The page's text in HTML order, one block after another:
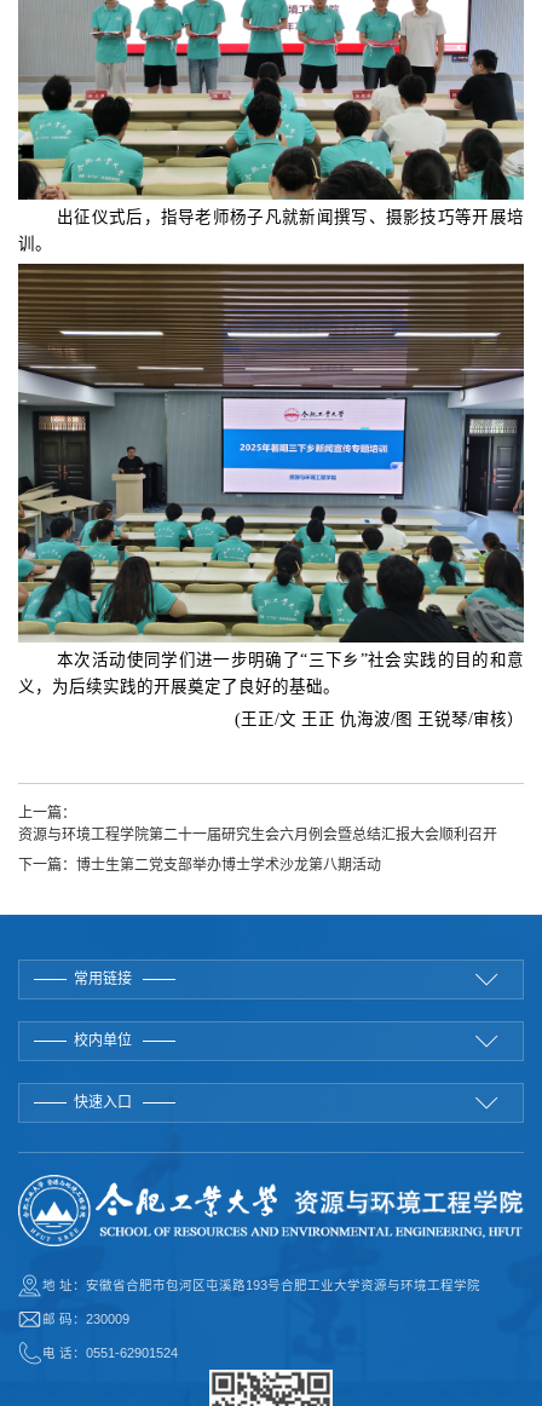
出征仪式后，指导老师杨子凡就新闻撰写、摄影技巧等开展培
训 。
本次活动使同学们进一步明确了“三下乡 ”社会实践的目的和意
义 ， 为后续实践的开展奠定了良好的基础。
(王正/文 王正 仇海波/图 王锐琴/审核）
上一篇：
资源与环境工程学院第二十一届研究生会六月例会暨总结汇报大会顺利召开
下一篇： 博士生第二党支部举办博士学术沙龙第八期活动
常用链接
校内单位
快速入口
地 址：安徽省合肥市包河区屯溪路193号合肥工业大学资源与环境工程学院
邮 码：230009
电 话：0551-62901524